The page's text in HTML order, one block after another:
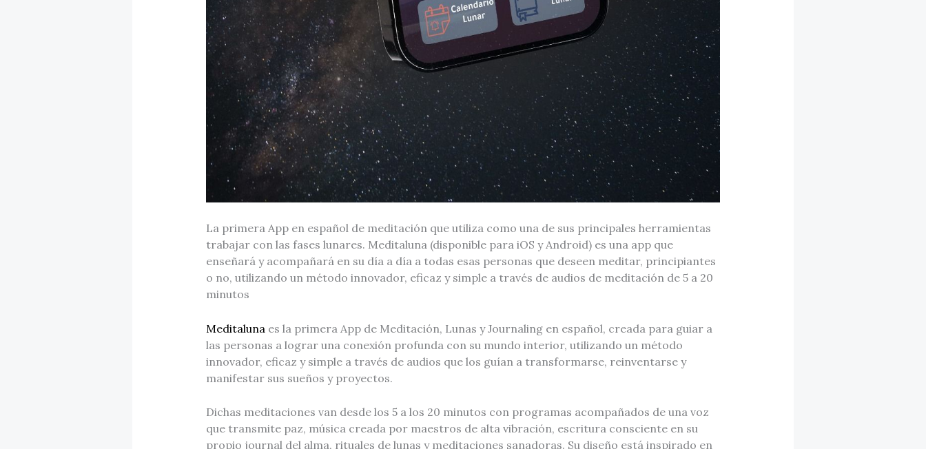
La primera App en español de meditación que utiliza como una de sus principales herramientas
trabajar con las fases lunares. Meditaluna (disponible para iOS y Android) es una app que
enseñará y acompañará en su día a día a todas esas personas que deseen meditar, principiantes
o no, utilizando un método innovador, eficaz y simple a través de audios de meditación de 5 a 20
minutos
Meditaluna es la primera App de Meditación, Lunas y Journaling en español, creada para guiar a
las personas a lograr una conexión profunda con su mundo interior, utilizando un método
innovador, eficaz y simple a través de audios que los guían a transformarse, reinventarse y
manifestar sus sueños y proyectos.
Dichas meditaciones van desde los 5 a los 20 minutos con programas acompañados de una voz
que transmite paz, música creada por maestros de alta vibración, escritura consciente en su
propio journal del alma, rituales de lunas y meditaciones sanadoras. Su diseño está inspirado en